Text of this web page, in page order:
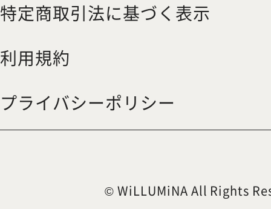
特定商取引法に基づく表示
利用規約
プライバシーポリシー
© WiLLUMiNA All Rights